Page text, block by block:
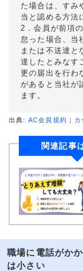
た場合は、すみ
当と認める方法
2．会員が前項
怠った場合、当
または不送達と
達したとみなす
更の届出を行わ
があると当社が
ます。
出典: AC会員規約｜
関連記事
職場に電話がか
は小さい